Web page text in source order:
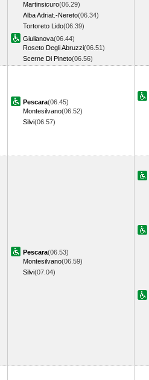
Martinsicuro(06.29)
Alba Adriat.-Nereto(06.34)
Tortoreto Lido(06.39)
Giulianova(06.44)
Roseto Degli Abruzzi(06.51)
Scerne Di Pineto(06.56)
Pescara(06.45)
Montesilvano(06.52)
Silvi(06.57)
Pescara(06.53)
Montesilvano(06.59)
Silvi(07.04)